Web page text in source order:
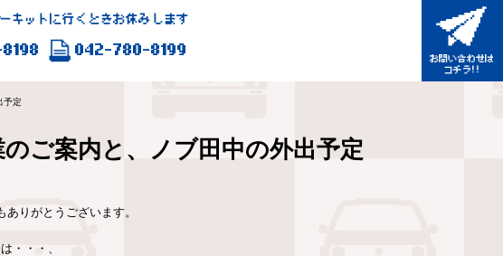
ットに行くときお休みします
042-780-8199
予定
のご案内と、ノブ田中の外出予定
りがとうございます。
・・・、